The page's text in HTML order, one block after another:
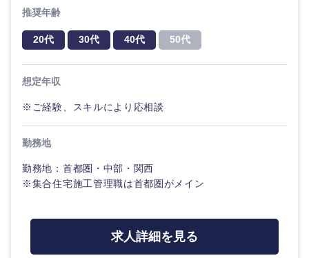
推奨年齢
20代 30代 40代 50代
想定年収
※ご経験、スキルにより応相談
勤務地
勤務地：首都圏・中部・関西
※集合住宅施工管理職は首都圏がメイン
求人詳細を見る